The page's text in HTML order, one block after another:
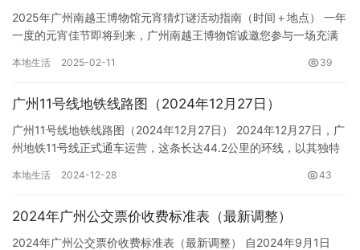
2025年广州南越王博物馆元宵猜灯谜活动指南（时间＋地点） 一年
一度的元宵佳节即将到来，广州南越王博物馆诚邀您参与一场充满
本地生活 2025-02-11 39
广州11号线地铁线路图（2024年12月27日）
广州11号线地铁线路图（2024年12月27日） 2024年12月27日，广
州地铁11号线正式通车运营，这条长达44.2公里的环线，以其独特
本地生活 2024-12-28 43
2024年广州公交票价收费标准表（最新调整）
2024年广州公交票价收费标准表（最新调整） 自2024年9月1日